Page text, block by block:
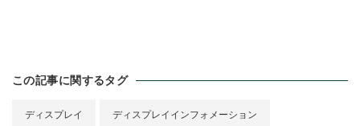
この記事に関するタグ
ディスプレイ ディスプレイインフォメーション